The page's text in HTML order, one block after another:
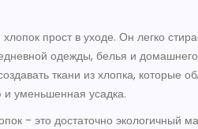
прост в уходе. Он легко
одежды, белья и
ткани из хлопка, которые
и уменьшенная усадка.
- это достаточно экологичный